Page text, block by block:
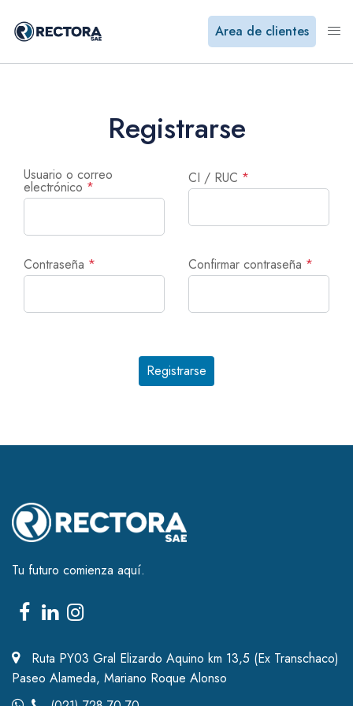
Area de clientes
Registrarse
Usuario o correo
electrónico *
CI / RUC *
Contraseña * Confirmar contraseña *
Tu futuro comienza aquí.
Ruta PY03 Gral Elizardo Aquino km 13,5 (Ex Transchaco)
Paseo Alameda, Mariano Roque Alonso